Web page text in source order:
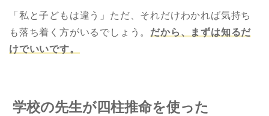
「私と子どもは違う」ただ、それだけわかれば気持ち
も落ち着く方がいるでしょう。 だから、まずは知るだ
けでいいです。
学校の先生が四柱推命を使った